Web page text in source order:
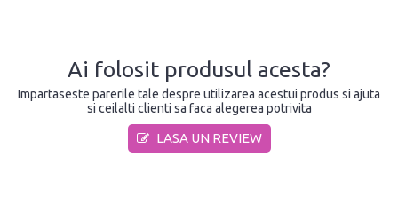
Ai folosit produsul acesta?
Impartaseste parerile tale despre utilizarea acestui produs si ajuta
si ceilalti clienti sa faca alegerea potrivita
LASA UN REVIEW